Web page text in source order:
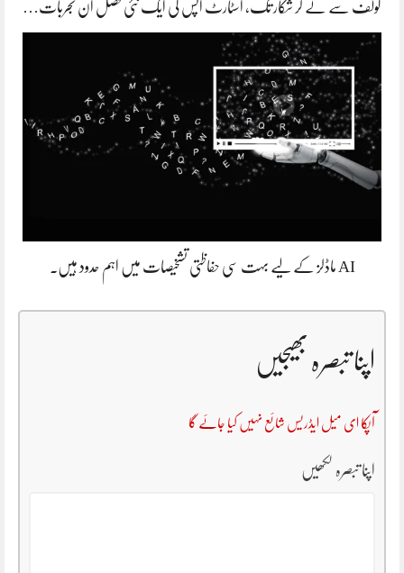
گولف سے لے کر شکار تک، اسٹارٹ اپس کی ایک نئی فصل ان تجربات…
AI ماڈلز کے لیے بہت سی حفاظتی تشخیصات میں اہم حدود ہیں۔
اپنا تبصرہ بھیجیں
آپکا ای میل ایڈریس شائع نہیں کیا جائے گا
اپنا تبصرہ لکھیں